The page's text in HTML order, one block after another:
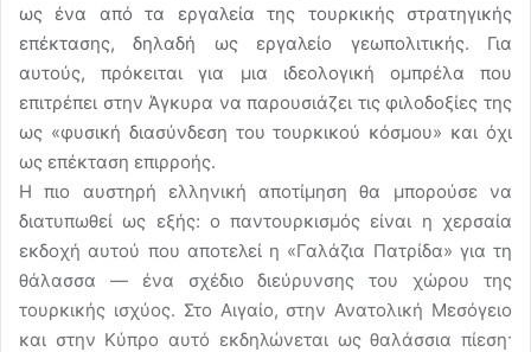
ως ένα από τα εργαλεία της τουρκικής στρατηγικής
επέκτασης, δηλαδή ως εργαλείο γεωπολιτικής. Για
αυτούς, πρόκειται για μια ιδεολογική ομπρέλα που
επιτρέπει στην Άγκυρα να παρουσιάζει τις φιλοδοξίες της
ως «φυσική διασύνδεση του τουρκικού κόσμου» και όχι
ως επέκταση επιρροής.
Η πιο αυστηρή ελληνική αποτίμηση θα μπορούσε να
διατυπωθεί ως εξής: ο παντουρκισμός είναι η χερσαία
εκδοχή αυτού που αποτελεί η «Γαλάζια Πατρίδα» για τη
θάλασσα — ένα σχέδιο διεύρυνσης του χώρου της
τουρκικής ισχύος. Στο Αιγαίο, στην Ανατολική Μεσόγειο
και στην Κύπρο αυτό εκδηλώνεται ως θαλάσσια πίεση·